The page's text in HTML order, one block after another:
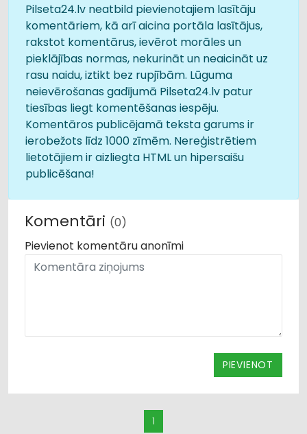
Pilseta24.lv neatbild pievienotajiem lasītāju
komentāriem, kā arī aicina portāla lasītājus,
rakstot komentārus, ievērot morāles un
pieklājības normas, nekurināt un neaicināt uz
rasu naidu, iztikt bez rupjībām. Lūguma
neievērošanas gadījumā Pilseta24.lv patur
tiesības liegt komentēšanas iespēju.
Komentāros publicējamā teksta garums ir
ierobežots līdz 1000 zīmēm. Nereģistrētiem
lietotājiem ir aizliegta HTML un hipersaišu
publicēšana!
Komentāri (0)
Pievienot komentāru anonīmi
PIEVIENOT
1